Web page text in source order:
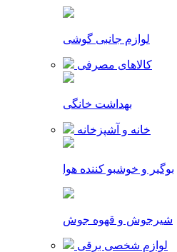
لوازم جانبی گوشی
کالاهای مصرفی
بهداشت خانگی
خانه و آشپزخانه
بوگیر و خوشبو کننده هوا
شیرجوش و قهوه جوش
لوازم شخصی برقی